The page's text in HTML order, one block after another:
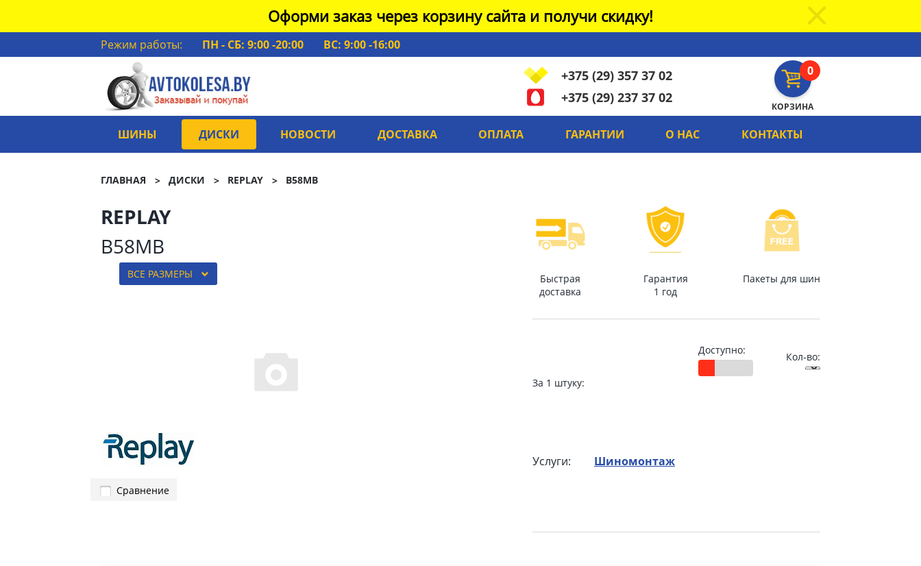
Оформи заказ через корзину сайта и получи скидку!
Режим работы: ПН - СБ: 9:00 -20:00
ВС: 9:00 -16:00
0
КОРЗИНА
+375 (29) 357 37 02
+375 (29) 237 37 02
ШИНЫ ДИСКИ НОВОСТИ ДОСТАВКА ОПЛАТА ГАРАНТИИ О НАС КОНТАКТЫ
ГЛАВНАЯ ДИСКИ REPLAY B58MB
REPLAY
B58MB
ВСЕ РАЗМЕРЫ
Сравнение
Быстрая
доставка
Гарантия
1 год
Пакеты для шин
Доступно:
Кол-во:
За 1 штуку:
Услуги: Шиномонтаж